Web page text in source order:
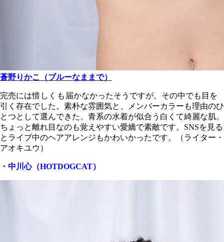
蒼野りかこ（ブルーなままで）
完売には惜しくも 届かなかったそうですが、その中でも目を
引く存在でした。素朴な雰囲気と、メンバーカラーも理由のひ
とつとして選んできた、青系の水着が似合う白くて綺麗な肌。
ちょっと離れ目なのも覚えやすい愛嬌で素敵です。SNSを見る
とライブ中のヘアアレンジもかわいかったです。（ライター・
アオキユウ）
・中川心（HOTDOGCAT）